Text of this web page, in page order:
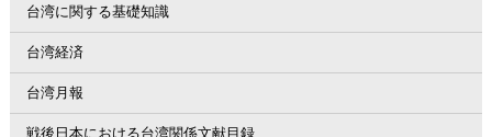
台湾に関する基礎知識
台湾経済
台湾月報
戦後日本における台湾関係文献目録